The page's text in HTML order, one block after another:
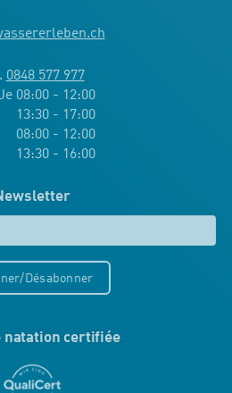
0848 577 977
08:00 - 12:00
- 17:00
- 12:00
- 16:00
Désabonner
natation certifiée